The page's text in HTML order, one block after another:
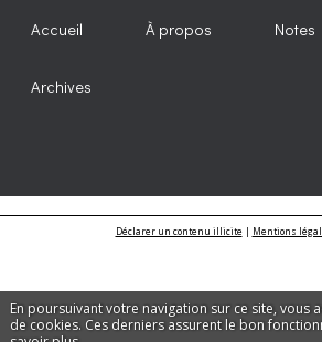
En poursuivant votre navigation sur ce site, vous
de cookies. Ces derniers assurent le bon
Accueil À propos Notes
Archives
Déclarer un contenu illicite| Mentions